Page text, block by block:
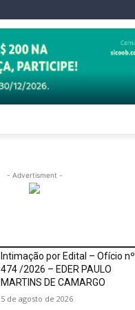
- Advertisment -
Intimação por Edital – Ofício nº
474 /2026 – EDER PAULO
MARTINS DE CAMARGO
5 de agosto de 2026